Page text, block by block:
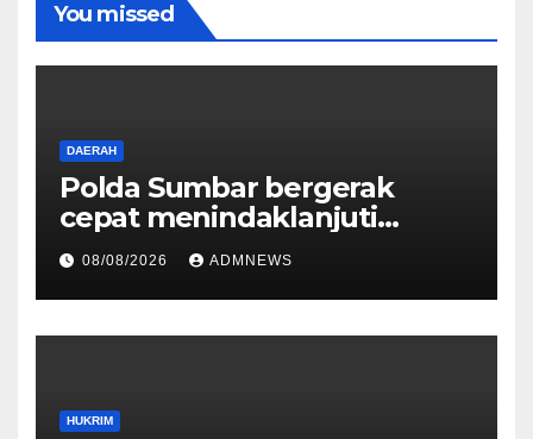
You missed
DAERAH
Polda Sumbar bergerak
cepat menindaklanjuti
dugaan insiden pemukulan
yang diduga melibatkan
seorang oknum perwira Polri
08/08/2026 ADMNEWS
HUKRIM